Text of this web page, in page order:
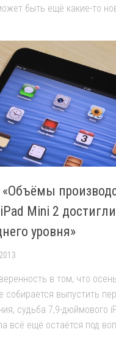
быть ещё какие-то
«Объёмы
Mini 2 достигли
уровня»
в том, что
собирается выпустить
судьба 7,9-дюймового
всё ещё остаётся под